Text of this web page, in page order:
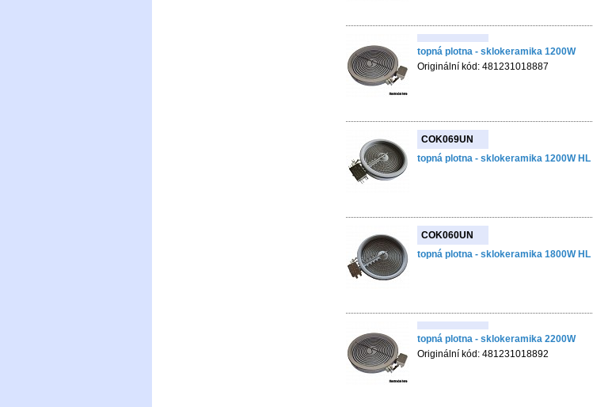
topná plotna - sklokeramika 1200W
Originální kód: 481231018887
COK069UN
topná plotna - sklokeramika 1200W HL
COK060UN
topná plotna - sklokeramika 1800W HL
topná plotna - sklokeramika 2200W
Originální kód: 481231018892